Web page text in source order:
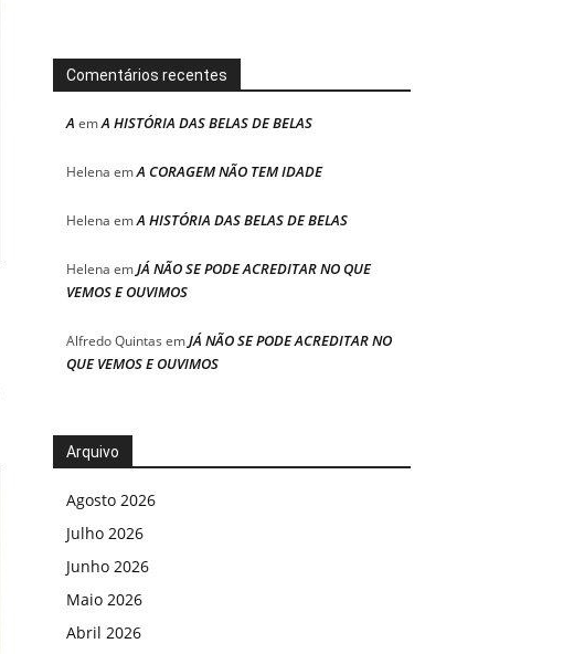
Comentários recentes
A emA HISTÓRIA DAS BELAS DE BELAS
Helena emA CORAGEM NÃO TEM IDADE
Helena emA HISTÓRIA DAS BELAS DE BELAS
Helena emJÁ NÃO SE PODE ACREDITAR NO QUE
VEMOS E OUVIMOS
Alfredo Quintas emJÁ NÃO SE PODE ACREDITAR NO
QUE VEMOS E OUVIMOS
Arquivo
Agosto 2026
Julho 2026
Junho 2026
Maio 2026
Abril 2026